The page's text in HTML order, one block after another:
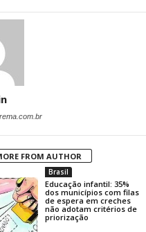
FROM AUTHOR
Brasil
Educação infantil: 35%
dos municípios com filas
de espera em creches
não adotam critérios de
priorização